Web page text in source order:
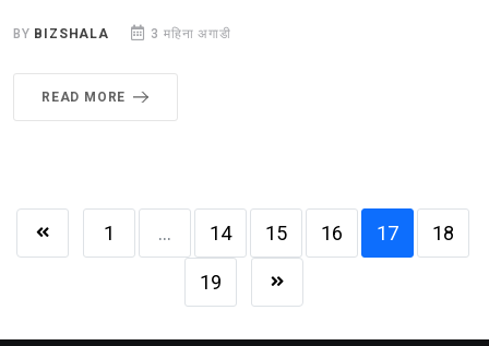
BY BIZSHALA 3 महिना अगाडी
READ MORE
1 ... 14 15 16 17 18
19